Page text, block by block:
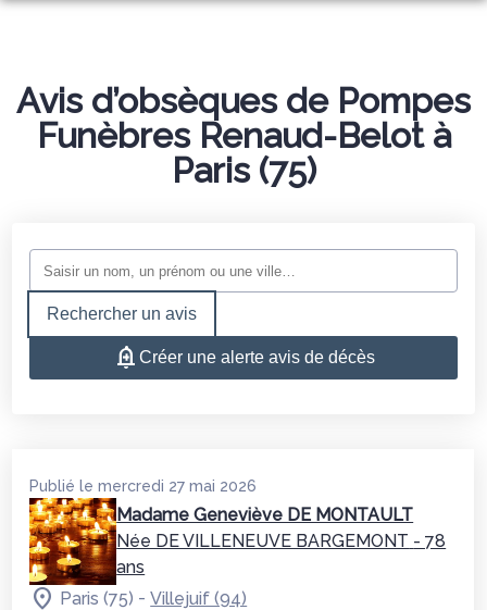
ORGANISER DES OBSÈQUES
PRÉVOIR SES OBSÈQUES
SERVICES AUX FAMILLES
NOS AGENCES
SAINT-ROMAIN-DE-BENET
NOTRE CHAMBRE FUNERAIRE
ESPACES HOMMAGES
Avis d’obsèques de Pompes
Funèbres Renaud-Belot à
Paris (75)
Rechercher un avis
Créer une alerte avis de décès
Publié le mercredi 27 mai 2026
Madame Geneviève DE MONTAULT
Née DE VILLENEUVE BARGEMONT - 78
ans
Paris (75) -Villejuif (94)